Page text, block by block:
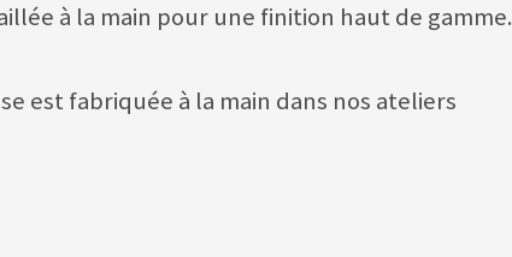
à la main pour une finition haut de gamme.
est fabriquée à la main dans nos ateliers